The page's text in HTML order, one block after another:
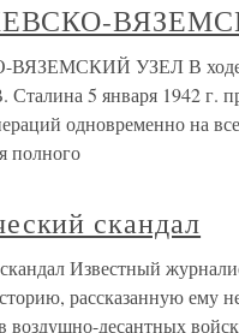
УЗЕЛ В ходе
5 января 1942 г.
одновременно на
полного
скандал
Известный
рассказанную ему
воздушно-десантных